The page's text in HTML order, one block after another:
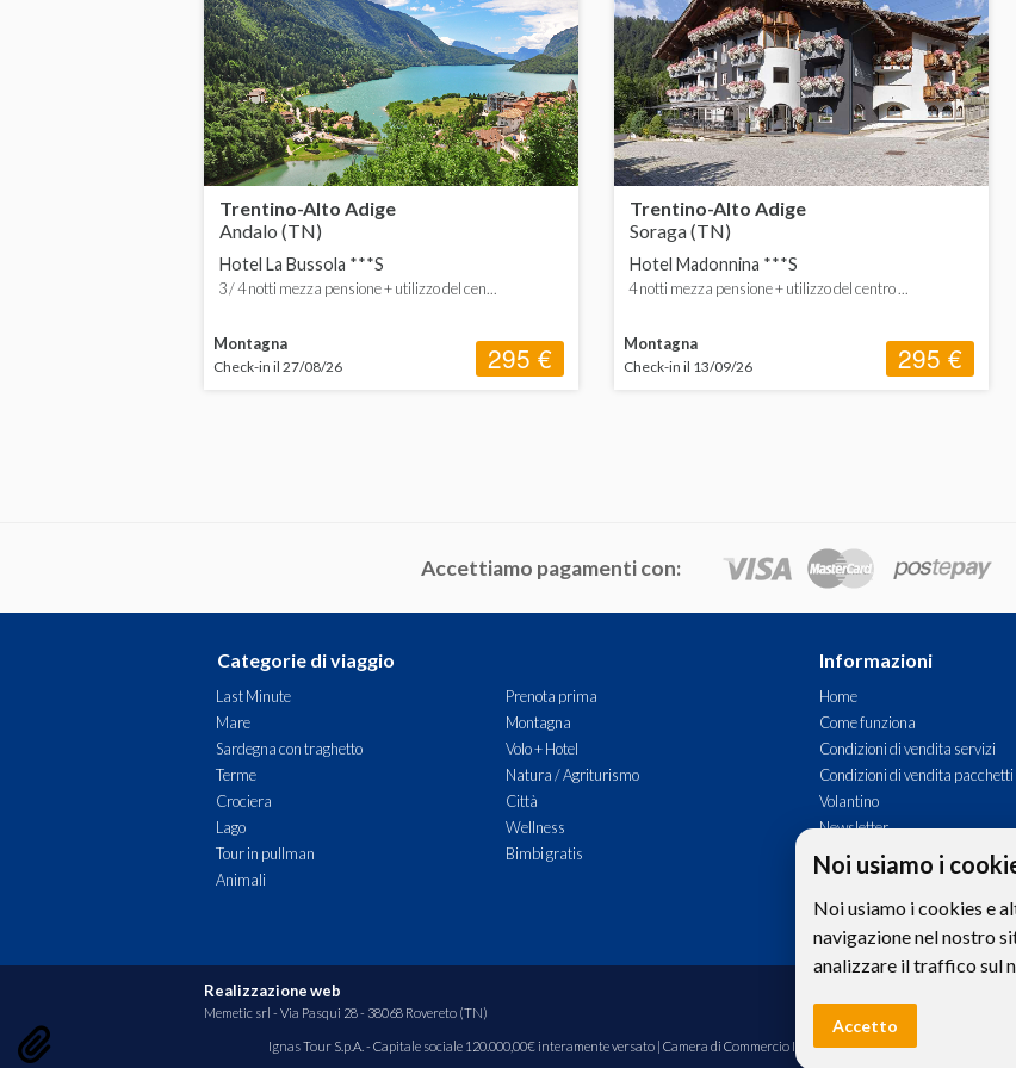
Noi usiamo i
Noi usiamo i cookies e
navigazione nel nostro
analizzare il traffico sul
Accetto
Trentino-Alto Adige
Andalo (TN)
Hotel La Bussola ***S
3 / 4 notti mezza pensione + utilizzo del cen...
Montagna
Check-in il 27/08/26 295 €
Trentino-Alto Adige
Soraga (TN)
Hotel Madonnina ***S
4 notti mezza pensione + utilizzo del centro ...
Montagna
Check-in il 13/09/26 295 €
Accettiamo pagamenti con:
Categorie di viaggio
Last Minute
Prenota prima
Mare
Montagna
Sardegna con traghetto
Volo + Hotel
Terme
Natura / Agriturismo
Crociera
Città
Lago
Wellness
Tour in pullman
Bimbi gratis
Animali
Informazioni
Home
Come funziona
Condizioni di vendita servizi
Condizioni di vendita pacchetti
Volantino
Newsletter
Commenti
Contatti
Realizzazione web
Memetic srl - Via Pasqui 28 - 38068 Rovereto (TN)
Ignas Tour S.p.A. - Capitale sociale 120.000,00€ interamente versato | Camera di Commercio Industria Artigianato e Agricoltura